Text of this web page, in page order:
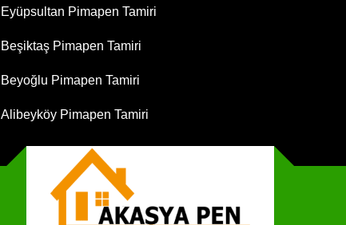
Eyüpsultan Pimapen Tamiri
Beşiktaş Pimapen Tamiri
Beyoğlu Pimapen Tamiri
Alibeyköy Pimapen Tamiri